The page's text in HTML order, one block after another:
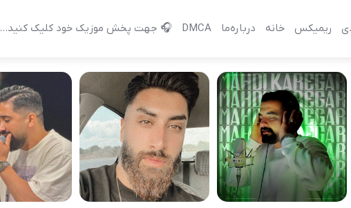
ریمیکس خانه درباره‌‌ما DMCA 🎧 جهت پخش موزیک خود کلیک کنید…